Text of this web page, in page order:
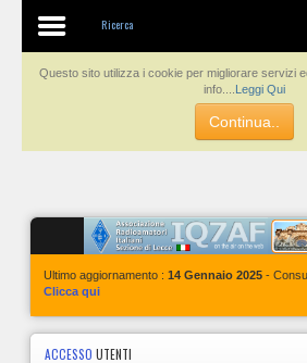
Questo sito utilizza i cookie per migliorare servizi
info....
Leggi Qui
Continua..
Ricerca
Contatti
Ultimo aggiornamento : 14 Gennaio 2025 -
Clicca qui
ACCESSO UTENTI